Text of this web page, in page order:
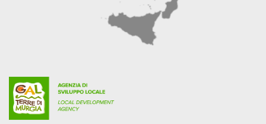
MURGIA